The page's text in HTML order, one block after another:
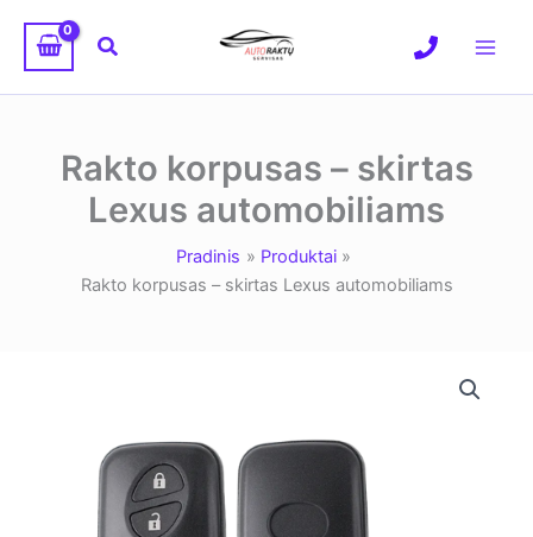
turinio
Paieška
Rakto korpusas – skirtas
Lexus automobiliams
Pradinis
Produktai
Rakto korpusas – skirtas Lexus automobiliams